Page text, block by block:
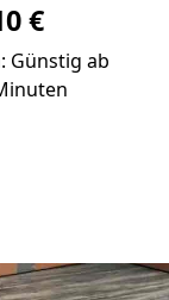
€
Günstig ab